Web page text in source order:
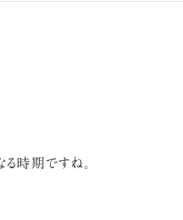
時期ですね。